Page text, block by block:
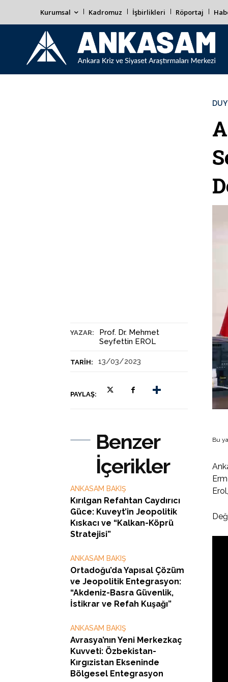
Kurumsal Kadromuz İşbirlikleri Röportaj
YAZAR:
Prof. Dr. Mehmet
Seyfettin EROL
TARIH: 13/03/2023
PAYLAŞ:
Benzer
İçerikler
ANKASAM BAKIŞ
Kırılgan Refahtan Caydırıcı
Güce: Kuveyt’in Jeopolitik
Kıskacı ve “Kalkan-Köprü
Stratejisi”
ANKASAM BAKIŞ
Ortadoğu’da Yapısal Çözüm
ve Jeopolitik Entegrasyon:
“Akdeniz-Basra Güvenlik,
İstikrar ve Refah Kuşağı”
ANKASAM BAKIŞ
Avrasya’nın Yeni Merkezkaç
Kuvveti: Özbekistan-
Kırgızistan Ekseninde
Bölgesel Entegrasyon
Bu